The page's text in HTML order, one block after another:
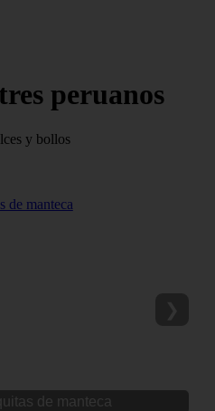
peruanos
y bollos
de manteca